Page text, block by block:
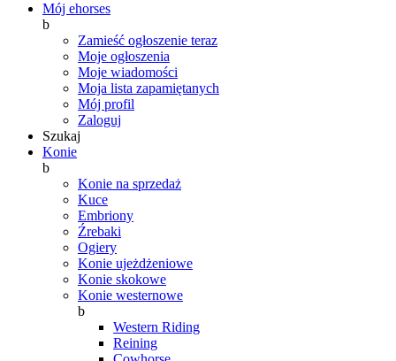
Mój ehorses
b
Zamieść ogłoszenie teraz
Moje ogłoszenia
Moje wiadomości
Moja lista zapamiętanych
Mój profil
Zaloguj
Szukaj
Konie
b
Konie na sprzedaż
Kuce
Embriony
Źrebaki
Ogiery
Konie ujeżdżeniowe
Konie skokowe
Konie westernowe
b
Western Riding
Reining